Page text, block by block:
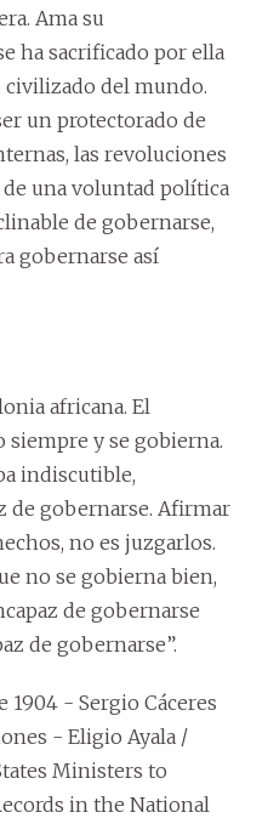
Ama su
ha sacrificado por ella
del mundo.
un protectorado de
las revoluciones
de una voluntad política
de gobernarse,
gobernarse así
africana. El
siempre y se gobierna.
indiscutible,
de gobernarse. Afirmar
no es juzgarlos.
no se gobierna bien,
de gobernarse
de gobernarse”.
1904 - Sergio Cáceres
- Eligio Ayala /
Ministers to
in the National